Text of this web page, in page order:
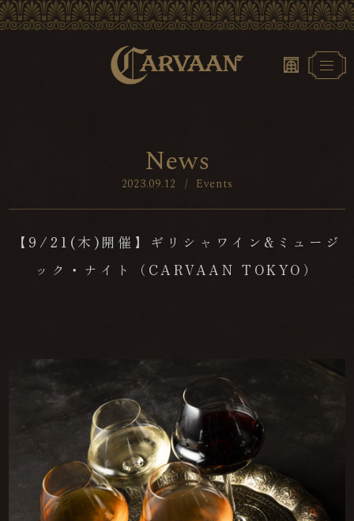
News
2023.09.12 / Events
【9/21(木)開催】ギリシャワイン&ミュージ
ック・ナイト（CARVAAN TOKYO）